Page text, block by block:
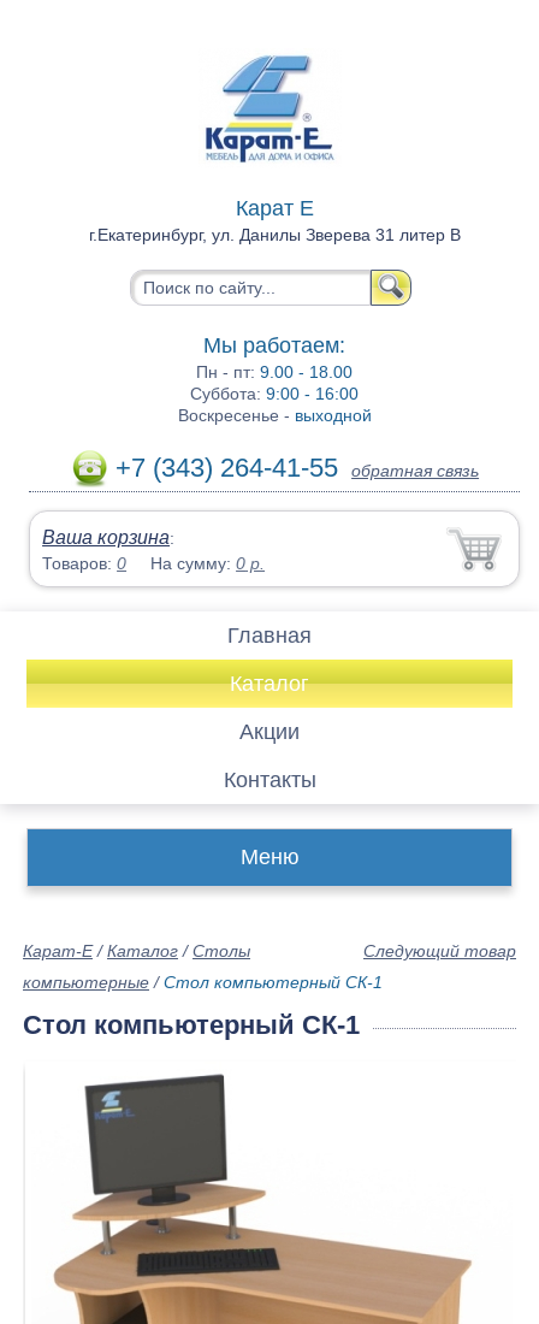
Карат Е
г.Екатеринбург, ул. Данилы Зверева 31 литер В
Мы работаем:
Пн - пт:9.00 - 18.00
Суббота:9:00 - 16:00
Воскресенье - выходной
+7 (343) 264-41-55 обратная связь
Ваша корзина:
Товаров:0 На сумму:0 р.
Главная
Каталог
Акции
Контакты
Меню
Следующий товар
Карат-Е/Каталог /Столы
компьютерные /Стол компьютерный СК-1
Стол компьютерный СК-1